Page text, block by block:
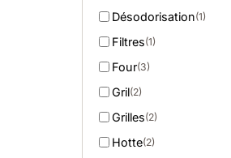
Désodorisation(1)
Filtres(1)
Four(3)
Gril(2)
Grilles(2)
Hotte(2)